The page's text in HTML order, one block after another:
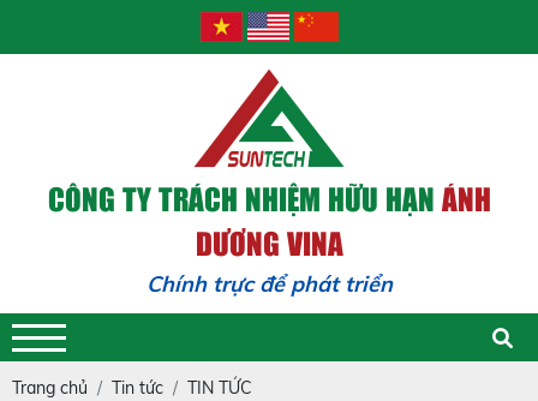
CÔNG TY TRÁCH NHIỆM HỮU HẠNÁNH
DƯƠNG VINA
Chính trực để phát triển - Trác
Trang chủ Tin tức
TIN TỨC